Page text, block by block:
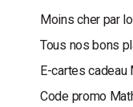
Moins cher par
Tous nos bons
E-cartes cadeau
Code promo